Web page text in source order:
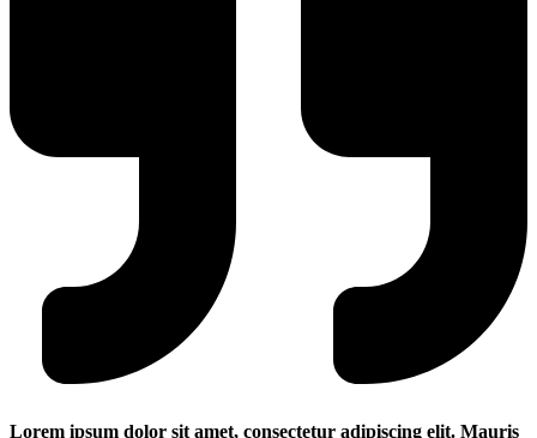
Lorem ipsum dolor sit amet, consectetur adipiscing elit. Mauris